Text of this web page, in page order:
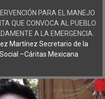
PARA EL MANEJO
QUE CONVOCA AL PUEBLO
A LA EMERGENCIA.
Martínez Secretario de la
–Cáritas Mexicana